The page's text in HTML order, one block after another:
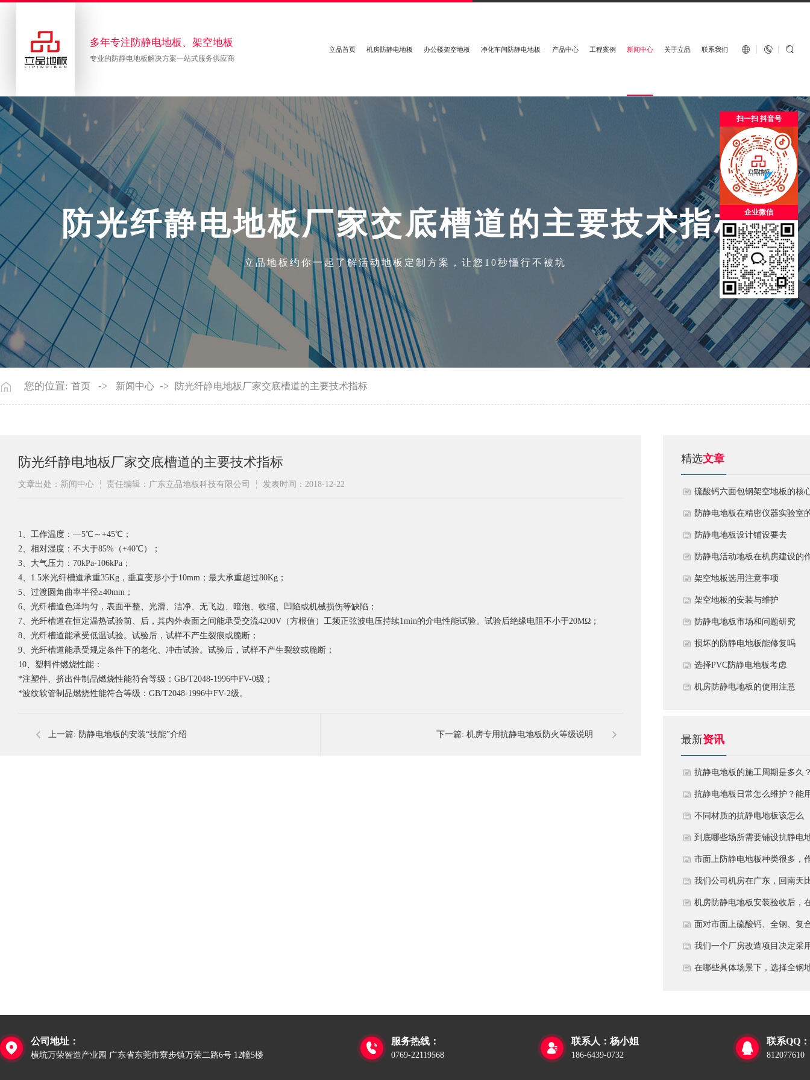
多年专注防静电地板、架空地板
专业的防静电地板解决方案一站式服务供应商
立品首页 机房防静电地板 办公楼架空地板 净化车间防静电地板 产品中心 工程案例 新闻中心 关于立品 联系我们 English  
防光纤静电地板厂家交底槽道的主要技术指标
立品地板约你一起了解活动地板定制方案，让您10秒懂行不被坑
您的位置: 首页 -> 新闻中心 -> 防光纤静电地板厂家交底槽道的主要技术指标
防光纤静电地板厂家交底槽道的主要技术指标
文章出处：新闻中心 责任编辑：广东立品地板科技有限公司 发表时间：2018-12-22
1、工作温度：—5℃～+45℃；
2、相对湿度：不大于85%（+40℃）；
3、大气压力：70kPa-106kPa；
4、1.5米光纤槽道承重35Kg，垂直变形小于10mm；最大承重超过80Kg；
5、过渡圆角曲率半径≥40mm；
6、光纤槽道色泽均匀，表面平整、光滑、洁净、无飞边、暗泡、收缩、凹陷或机械损伤等缺陷；
7、光纤槽道在恒定温热试验前、后，其内外表面之间能承受交流4200V（方根值）工频正弦波电压持续1min的介电性能试验。试验后绝缘电阻不小于20MΩ；
8、光纤槽道能承受低温试验。试验后，试样不产生裂痕或脆断；
9、光纤槽道能承受规定条件下的老化、冲击试验。试验后，试样不产生裂纹或脆断；
10、塑料件燃烧性能：
*注塑件、挤出件制品燃烧性能符合等级：GB/T2048-1996中FV-0级；
*波纹软管制品燃烧性能符合等级：GB/T2048-1996中FV-2级。
上一篇: 防静电地板的安装“技能”介绍 下一篇: 机房专用抗静电地板防火等级说明
精选文章
硫酸钙六面包钢架空地板的核
技术优势与防火安全价值
防静电地板在精密仪器实验室
定制化应用方案
​防静电地板设计铺设要去
防静电活动地板在机房建设的
用
​架空地板选用注意事项
​架空地板的安装与维护
防静电地板市场和问题研究
损坏的防静电地板能修复吗
​选择PVC防静电地板考虑
机房防静电地板的使用注意
最新资讯
抗静电地板的施工周期是多久
需要注意什么?
抗静电地板日常怎么维护？能
多久？
不同材质的抗静电地板该怎么
选？
到底哪些场所需要铺设抗静电
板？
市面上防静电地板种类很多，
为采购方，我们该如何鉴别地
的质量好坏？所谓的“系统电
阻”为什么很重要？
我们公司机房在广东，回南天
较潮湿，这种环境下使用防静
地板要注意什么？日常维护有
些要点？
机房防静电地板安装验收后，
日常运维中常常被忽视。请问
一套规范的、可操作的维护规
应包含哪些内容？有哪些“小问
面对市面上硫酸钙、全钢、复
等多种类型的机房防静电地板
我们该如何科学选型？除了预
我们一个厂房改造项目决定采
全钢防静电地板。听说它的安
错的环节，以及如何建立有效
维护制度来保障其长期稳定运
在哪些具体场景下，选择全钢

公司地址：
横坑万荣智造产业园 广东省东莞市寮步镇万荣二路6号 12幢5楼

服务热线：
0769-22119568

联系人：杨小姐
186-6439-0732

联系QQ：
812077610
扫一扫 抖音号
企业微信